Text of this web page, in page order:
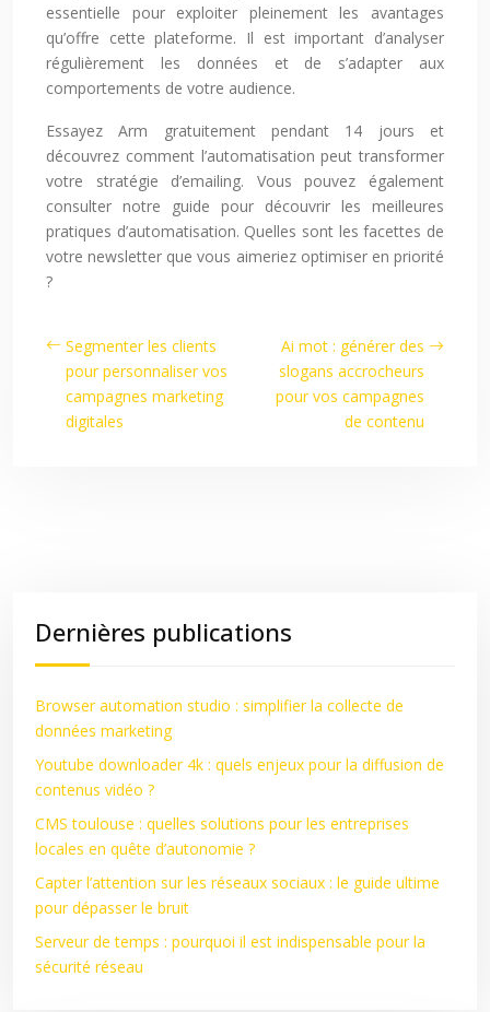
essentielle pour exploiter pleinement les avantages
qu’offre cette plateforme. Il est important d’analyser
régulièrement les données et de s’adapter aux
comportements de votre audience.
Essayez Arm gratuitement pendant 14 jours et
découvrez comment l’automatisation peut transformer
votre stratégie d’emailing. Vous pouvez également
consulter notre guide pour découvrir les meilleures
pratiques d’automatisation. Quelles sont les facettes de
votre newsletter que vous aimeriez optimiser en priorité
?
Segmenter les clients
pour personnaliser vos
campagnes marketing
digitales
Ai mot : générer des
slogans accrocheurs
pour vos campagnes
de contenu
Dernières publications
Browser automation studio : simplifier la collecte de
données marketing
Youtube downloader 4k : quels enjeux pour la diffusion de
contenus vidéo ?
CMS toulouse : quelles solutions pour les entreprises
locales en quête d’autonomie ?
Capter l’attention sur les réseaux sociaux : le guide ultime
pour dépasser le bruit
Serveur de temps : pourquoi il est indispensable pour la
sécurité réseau